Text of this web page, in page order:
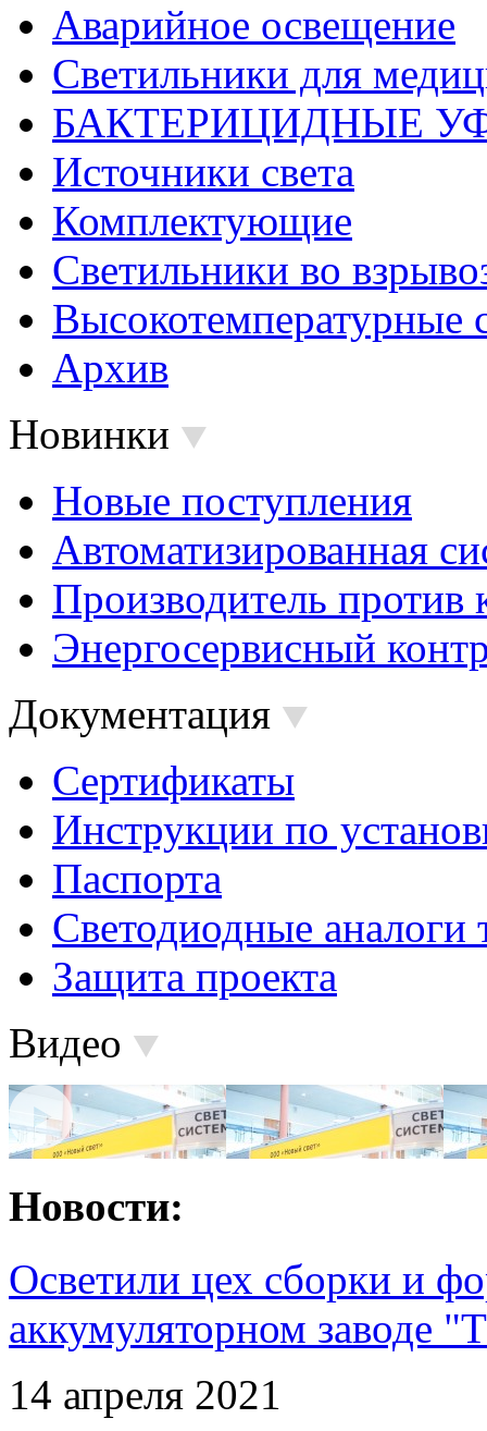
Аварийное освещение
Светильники для
БАКТЕРИЦИДНЫЕ
Источники света
Комплектующие
Светильники во
Высокотемпературные
Архив
Новинки
Новые поступления
Автоматизированная
Производитель против
Энергосервисный
Документация
Сертификаты
Инструкции по
Паспорта
Светодиодные аналоги
Защита проекта
Видео
Новости:
Осветили цех сборки и
аккумуляторном заводе
14 апреля 2021